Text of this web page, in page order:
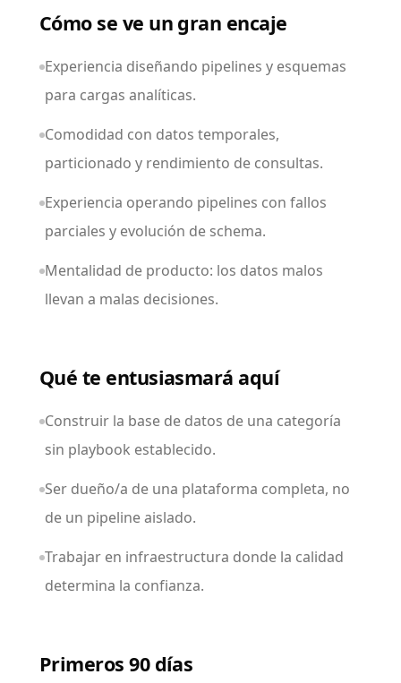
Cómo se ve un gran encaje
Experiencia diseñando pipelines y esquemas
para cargas analíticas.
Comodidad con datos temporales,
particionado y rendimiento de consultas.
Experiencia operando pipelines con fallos
parciales y evolución de schema.
Mentalidad de producto: los datos malos
llevan a malas decisiones.
Qué te entusiasmará aquí
Construir la base de datos de una categoría
sin playbook establecido.
Ser dueño/a de una plataforma completa, no
de un pipeline aislado.
Trabajar en infraestructura donde la calidad
determina la confianza.
Primeros 90 días